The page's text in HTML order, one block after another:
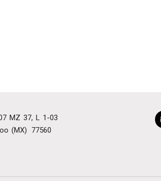
MZ 37, L 1-03
(MX)
77560